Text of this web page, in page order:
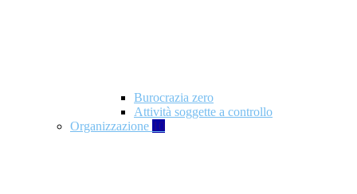
Burocrazia zero
Attività soggette a controllo
Organizzazione 10